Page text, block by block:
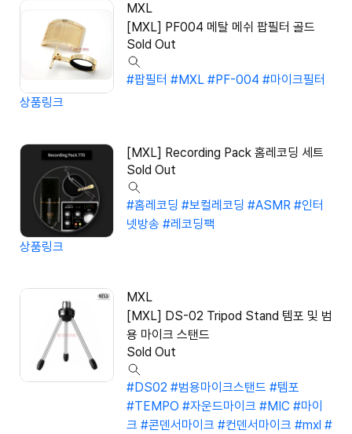
MXL
[MXL] PF004 메탈 메쉬 팝필터 골드
Sold Out
#팝필터 #MXL #PF-004 #마이크필터
상품링크
[MXL] Recording Pack 홈레코딩 세트
Sold Out
#홈레코딩 #보컬레코딩 #ASMR #인터
넷방송 #레코딩팩
상품링크
MXL
[MXL] DS-02 Tripod Stand 템포 및 범
용 마이크 스탠드
Sold Out
#DS02 #범용마이크스탠드 #템포
#TEMPO #자운드마이크 #MIC #마이
크 #콘덴서마이크 #컨덴서마이크 #mxl #